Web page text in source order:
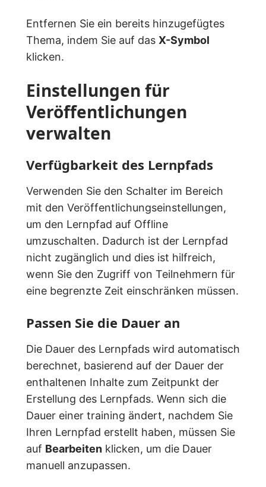
Entfernen Sie ein bereits hinzugefügtes
Thema, indem Sie auf das X-Symbol
klicken.
Einstellungen für
Veröffentlichungen
verwalten
Verfügbarkeit des Lernpfads
Verwenden Sie den Schalter im Bereich
mit den Veröffentlichungseinstellungen,
um den Lernpfad auf Offline
umzuschalten. Dadurch ist der Lernpfad
nicht zugänglich und dies ist hilfreich,
wenn Sie den Zugriff von Teilnehmern für
eine begrenzte Zeit einschränken müssen.
Passen Sie die Dauer an
Die Dauer des Lernpfads wird automatisch
berechnet, basierend auf der Dauer der
enthaltenen Inhalte zum Zeitpunkt der
Erstellung des Lernpfads. Wenn sich die
Dauer einer training ändert, nachdem Sie
Ihren Lernpfad erstellt haben, müssen Sie
auf Bearbeiten klicken, um die Dauer
manuell anzupassen.